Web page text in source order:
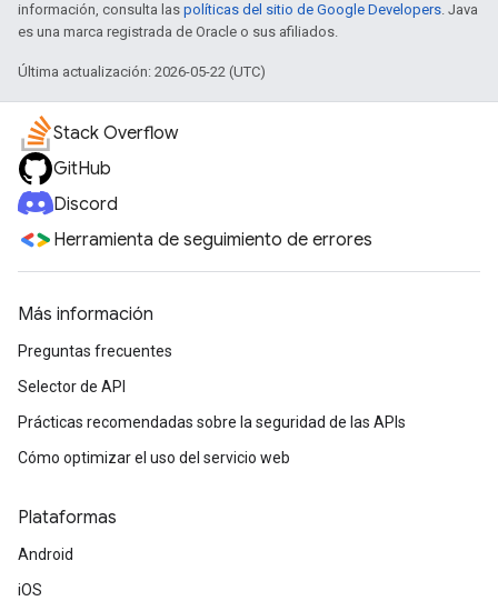
información, consulta las políticas del sitio de Google Developers. Java
es una marca registrada de Oracle o sus afiliados.
Última actualización: 2026-05-22 (UTC)
Stack Overflow
GitHub
Discord
Herramienta de seguimiento de errores
Más información
Preguntas frecuentes
Selector de API
Prácticas recomendadas sobre la seguridad de las APIs
Cómo optimizar el uso del servicio web
Plataformas
Android
iOS